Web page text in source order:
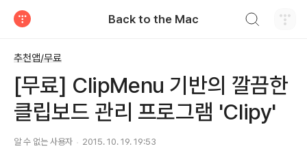
Back to the Mac
추천앱/무료
[무료] ClipMenu 기반의 깔끔한
클립보드 관리 프로그램 'Clipy'
알 수 없는 사용자 2015. 10. 19. 19:53